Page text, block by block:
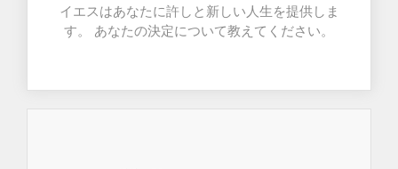
イエスはあなたに許しと新しい人生を提供しま
す。 あなたの決定について教えてください。